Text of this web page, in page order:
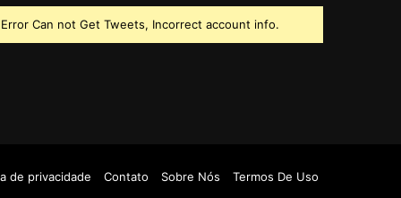
Error Can not Get Tweets, Incorrect account info.
de privacidade Contato Sobre Nós Termos De Uso